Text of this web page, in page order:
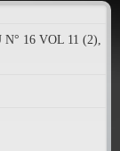
16 VOL 11 (2),